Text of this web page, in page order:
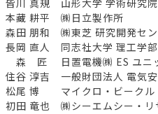
皆川 真規 山形大学 学術研究
本藏 耕平 ㈱日立製作所
森田 朋和 ㈱東芝 研究開発セ
長岡 直人 同志社大学 理工学
森 匠 日置電機㈱ ES ユニ
住谷 淳吉 一般財団法人 電気
松尾 博 マイクロ・ビークル
初田 竜也 ㈱シーエムシー・リ